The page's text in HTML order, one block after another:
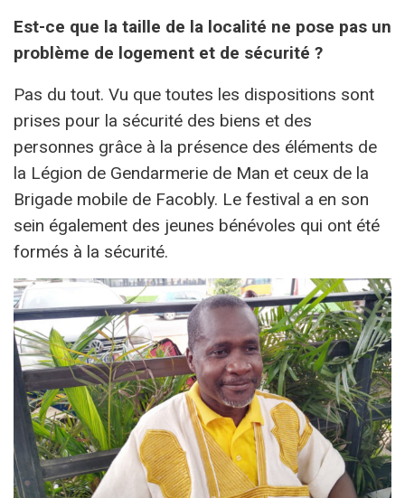
Est-ce que la taille de la localité ne pose pas un
problème de logement et de sécurité ?
Pas du tout. Vu que toutes les dispositions sont
prises pour la sécurité des biens et des
personnes grâce à la présence des éléments de
la Légion de Gendarmerie de Man et ceux de la
Brigade mobile de Facobly. Le festival a en son
sein également des jeunes bénévoles qui ont été
formés à la sécurité.